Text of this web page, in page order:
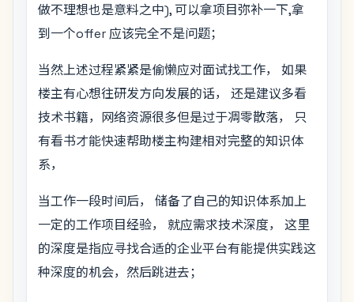
做不理想也是意料之中), 可以拿项目弥补一下,拿
到一个offer 应该完全不是问题；
当然上述过程紧紧是偷懒应对面试找工作， 如果
楼主有心想往研发方向发展的话， 还是建议多看
技术书籍，网络资源很多但是过于凋零散落， 只
有看书才能快速帮助楼主构建相对完整的知识体
系，
当工作一段时间后， 储备了自己的知识体系加上
一定的工作项目经验， 就应需求技术深度， 这里
的深度是指应寻找合适的企业平台有能提供实践这
种深度的机会，然后跳进去；